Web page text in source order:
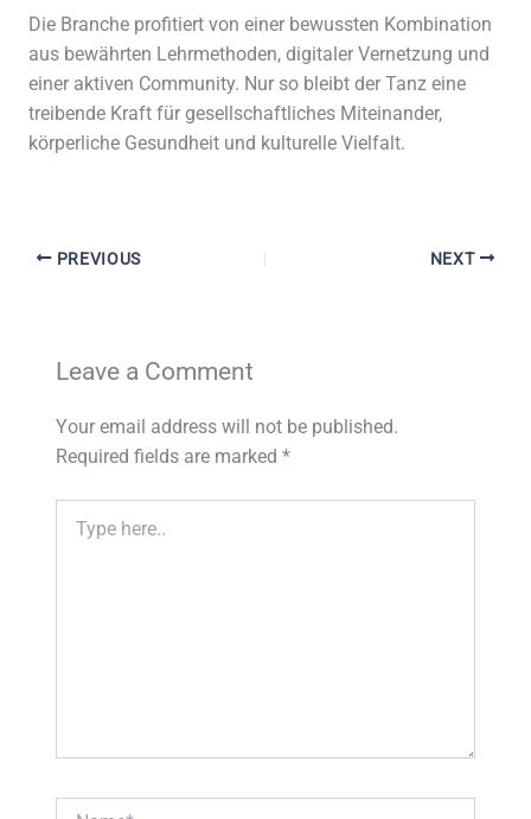
Die Branche profitiert von einer bewussten Kombination
aus bewährten Lehrmethoden, digitaler Vernetzung und
einer aktiven Community. Nur so bleibt der Tanz eine
treibende Kraft für gesellschaftliches Miteinander,
körperliche Gesundheit und kulturelle Vielfalt.
PREVIOUS NEXT
Leave a Comment
Your email address will not be published.
Required fields are marked*
here..